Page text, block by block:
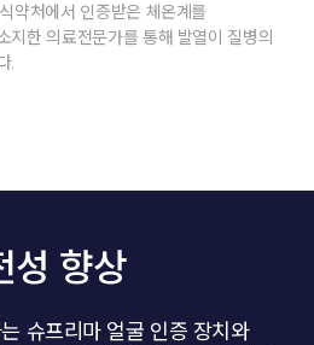
약처에서 인증받은 체온계를
지한 의료전문가를 통해 발열이 질병의
.
성 향상
슈프리마 얼굴 인증 장치와